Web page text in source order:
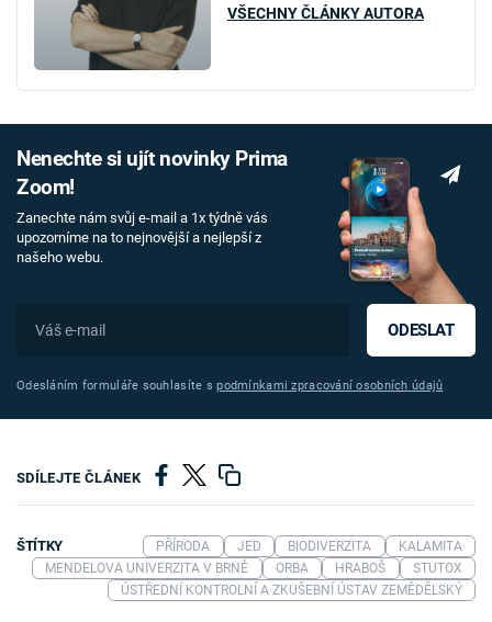
VŠECHNY ČLÁNKY AUTORA
Nenechte si ujít novinky Prima
Zoom!
Zanechte nám svůj e-mail a 1x týdně vás
upozorníme na to nejnovější a nejlepší z
našeho webu.
ODESLAT
Odesláním formuláře souhlasíte spodmínkami zpracování osobních údajů
SDÍLEJTE ČLÁNEK
ŠTÍTKY PŘÍRODA JED BIODIVERZITA
KALAMITA
MENDELOVA UNIVERZITA V BRNĚ
ORBA HRABOŠ
STUTOX
ÚSTŘEDNÍ KONTROLNÍ A ZKUŠEBNÍ ÚSTAV ZEMĚDĚLSKÝ